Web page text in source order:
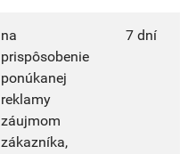
na
prispôsobenie
ponúkanej
reklamy
záujmom
zákazníka,
7 dní